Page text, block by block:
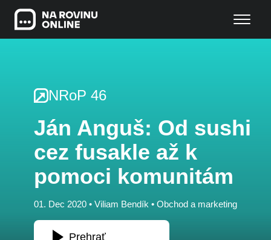
NRoP 46
Ján Anguš: Od sushi
cez fusakle až k
pomoci komunitám
01. Dec 2020 • Viliam Bendík • Obchod a marketing
Prehrať